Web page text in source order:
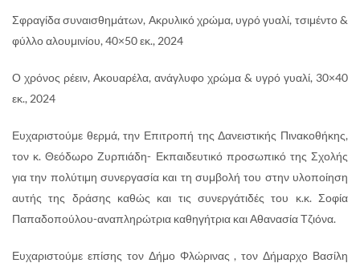
Σφραγίδα συναισθημάτων, Ακρυλικό χρώμα, υγρό γυαλί, τσιμέντο &
φύλλο αλουμινίου, 40×50 εκ., 2024
Ο χρόνος ρέειν, Ακουαρέλα, ανάγλυφο χρώμα & υγρό γυαλί, 30×40
εκ., 2024
Ευχαριστούμε θερμά, την Επιτροπή της Δανειστικής Πινακοθήκης,
τον κ. Θεόδωρο Ζυρπιάδη- Εκπαιδευτικό προσωπικό της Σχολής
για την πολύτιμη συνεργασία και τη συμβολή του στην υλοποίηση
αυτής της δράσης καθώς και τις συνεργάτιδές του κ.κ. Σοφία
Παπαδοπούλου-αναπληρώτρια καθηγήτρια και Αθανασία Τζιόνα.
Ευχαριστούμε επίσης τον Δήμο Φλώρινας , τον Δήμαρχο Βασίλη